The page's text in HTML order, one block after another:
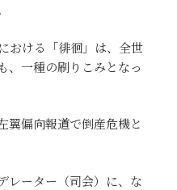
おける「徘徊」は、全世
、一種の刷りこみとなっ
翼偏向報道で倒産危機と
レーター（司会）に、な